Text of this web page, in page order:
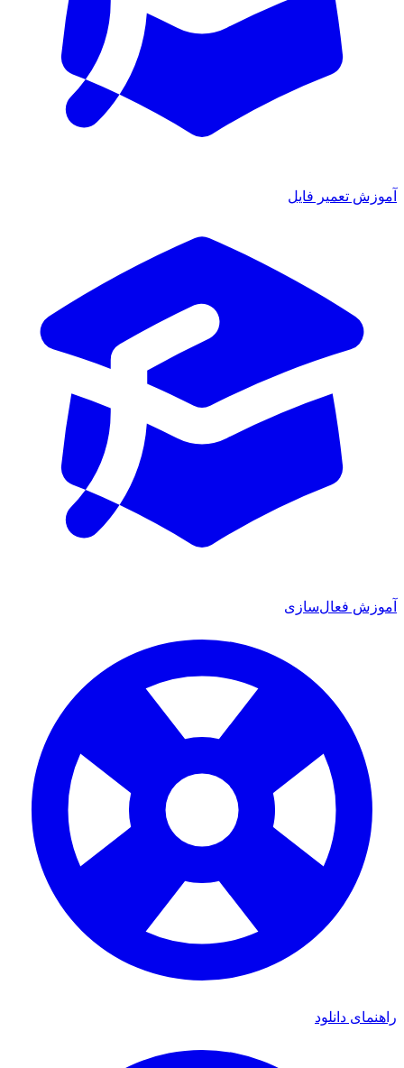
آموزش تعمیر فایل
آموزش فعال‌سازی
راهنمای دانلود